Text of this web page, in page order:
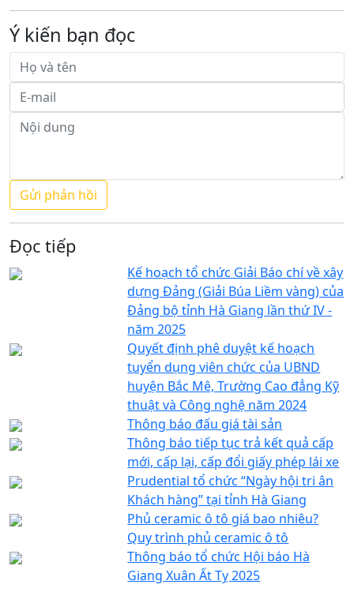
Ý kiến bạn đọc
Đọc tiếp
Kế hoạch tổ chức Giải Báo chí về xây
dựng Đảng (Giải Búa Liềm vàng) của
Đảng bộ tỉnh Hà Giang lần thứ IV -
năm 2025
Quyết định phê duyệt kế hoạch
tuyển dụng viên chức của UBND
huyện Bắc Mê, Trường Cao đẳng Kỹ
thuật và Công nghệ năm 2024
Thông báo đấu giá tài sản
Thông báo tiếp tục trả kết quả cấp
mới, cấp lại, cấp đổi giấy phép lái xe
Prudential tổ chức “Ngày hội tri ân
Khách hàng” tại tỉnh Hà Giang
Phủ ceramic ô tô giá bao nhiêu?
Quy trình phủ ceramic ô tô
Thông báo tổ chức Hội báo Hà
Giang Xuân Ất Tỵ 2025